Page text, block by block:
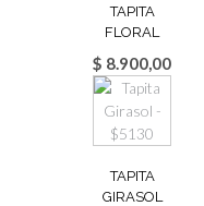
TAPITA
FLORAL
$ 8.900,00
TAPITA
GIRASOL